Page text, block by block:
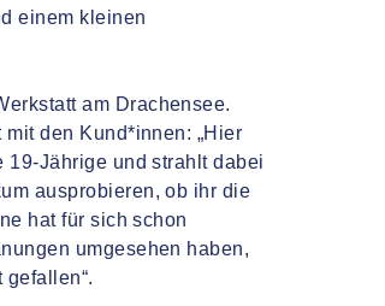
einem kleinen
am Drachensee.
den Kund*innen: „Hier
19-Jährige und strahlt dabei
ausprobieren, ob ihr die
hat für sich schon
umgesehen haben,